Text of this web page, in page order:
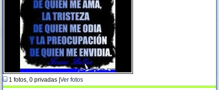
1 fotos, 0 privadas | Ver fotos